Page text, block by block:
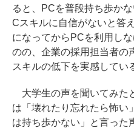
ると、PCを普段持ち歩か
Cスキルに自信がないと答
になってからPCを利用し
のの、企業の採用担当者の
スキルの低下を実感してい
大学生の声を聞いてみた
は「壊れたり忘れたら怖い
は持ち歩かない」と言った